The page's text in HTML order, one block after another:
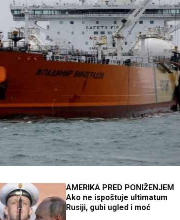
AMERIKA PRED PONIŽENJEM
Ako ne ispoštuje ultimatum
Rusiji, gubi ugled i moć